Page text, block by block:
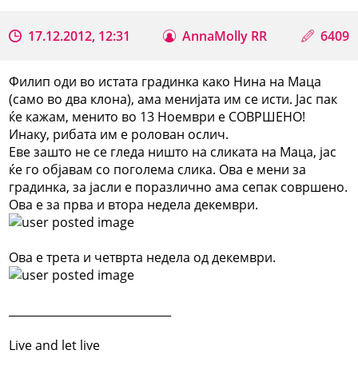
17.12.2012, 12:31 AnnaMolly RR 6409
Филип оди во истата градинка како Нина на Маца
(само во два клона), ама менијата им се исти. Јас пак
ќе кажам, менито во 13 Ноември е СОВРШЕНО!
Инаку, рибата им е ролован ослич.
Еве зашто не се гледа ништо на сликата на Маца, јас
ќе го објавам со поголема слика. Ова е мени за
градинка, за јасли е поразлично ама сепак совршено.
Ова е за прва и втора недела декември.
Ова е трета и четврта недела од декември.
Live and let live